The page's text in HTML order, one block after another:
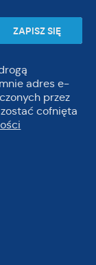
adres e-
przez
cofnięta